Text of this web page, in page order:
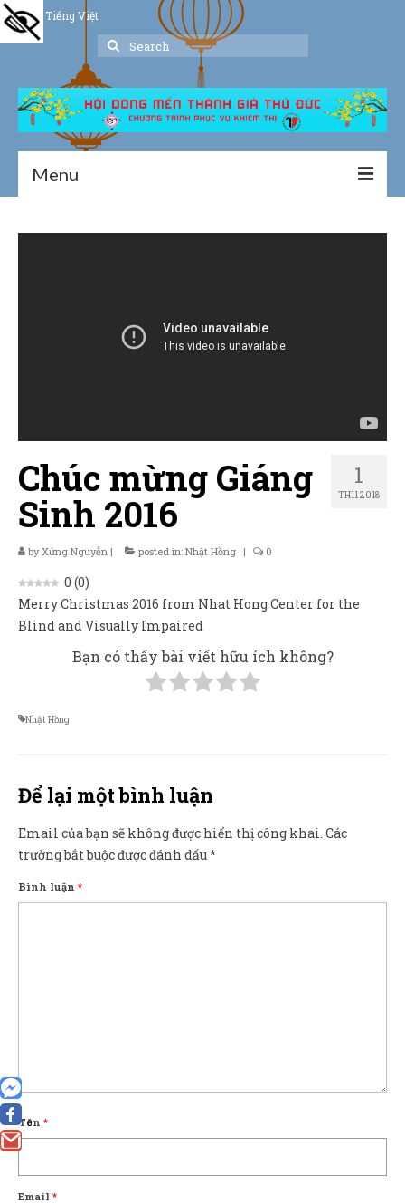
0
Tiếng Việt
Search
Menu
Giúp đỡ
Liên hệ 1
TH11 2018
Chúc mừng Giáng
Sinh 2016
byXứng Nguyễn | posted in: Nhật Hồng | 0
0 (0)
Merry Christmas 2016 from Nhat Hong Center for the
Blind and Visually Impaired
Bạn có thấy bài viết hữu ích không?
Nhật Hồng
Để lại một bình luận
Email của bạn sẽ không được hiển thị công khai. Các
trường bắt buộc được đánh dấu*
Bình luận *
Tên *
Email *